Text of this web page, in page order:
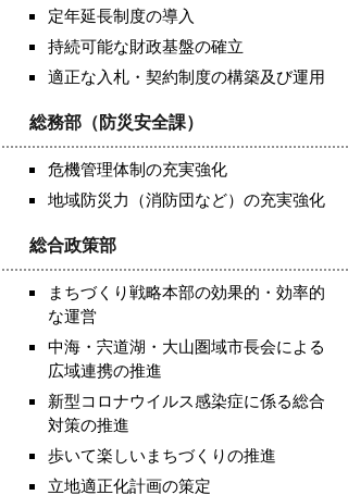
定年延長制度の導入
持続可能な財政基盤の確立
適正な入札・契約制度の構築及び運用
総務部（防災安全課）
危機管理体制の充実強化
地域防災力（消防団など）の充実強化
総合政策部
まちづくり戦略本部の効果的・効率的
な運営
中海・宍道湖・大山圏域市長会による
広域連携の推進
新型コロナウイルス感染症に係る総合
対策の推進
歩いて楽しいまちづくりの推進
立地適正化計画の策定